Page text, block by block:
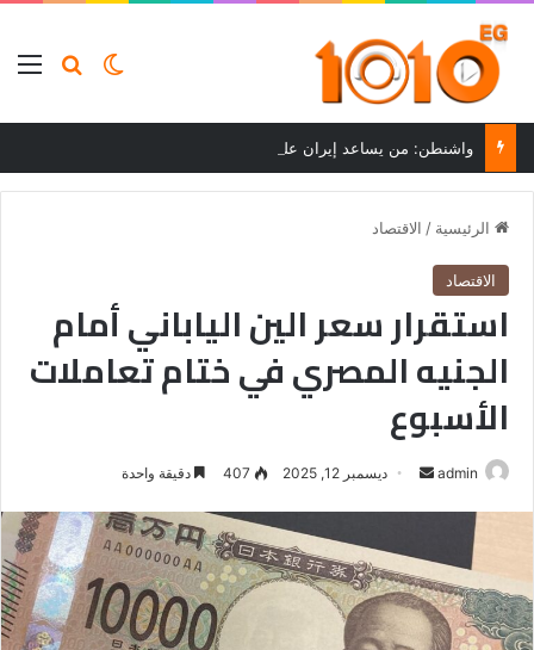
بحثالوضع
واشنطن: من يساعد إيران على تجاوز العقوبات سيواجه عواقب
الرئيسية / الاقتصاد
الاقتصاد
استقرار سعر الين الياباني أمام
الجنيه المصري في ختام تعاملات
الأسبوع
admin
أرسل ديسمبر 12, 2025 407 دقيقة واحدة